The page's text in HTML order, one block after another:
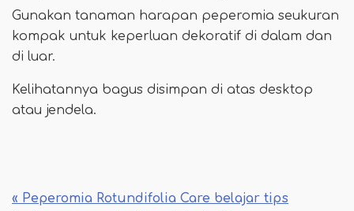
Gunakan tanaman harapan peperomia seukuran
kompak untuk keperluan dekoratif di dalam dan
di luar.
Kelihatannya bagus disimpan di atas desktop
atau jendela.
« Peperomia Rotundifolia Care belajar tips